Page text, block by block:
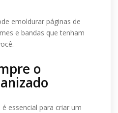
emoldurar páginas de
e bandas que tenham
o
essencial para criar um